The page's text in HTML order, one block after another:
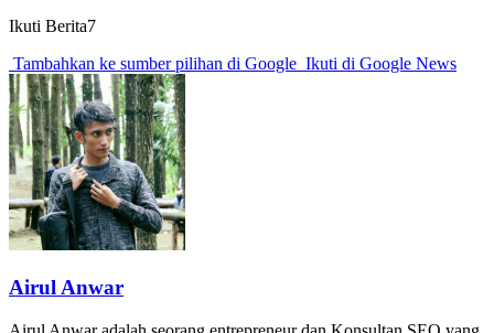
Ikuti Berita7
Tambahkan ke sumber pilihan di Google Ikuti di Google News
Airul Anwar